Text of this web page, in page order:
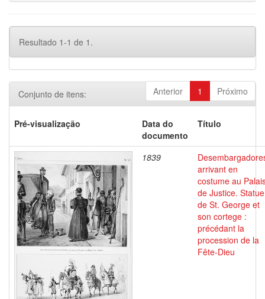
Resultado 1-1 de 1.
Anterior 1 Próximo
Conjunto de itens:
Pré-visualização
Data do
documento
Título
1839
arrivant en
costume au
de Justice. Statue
de St. George et
son cortege :
précédant la
procession de la
Fête-Dieu